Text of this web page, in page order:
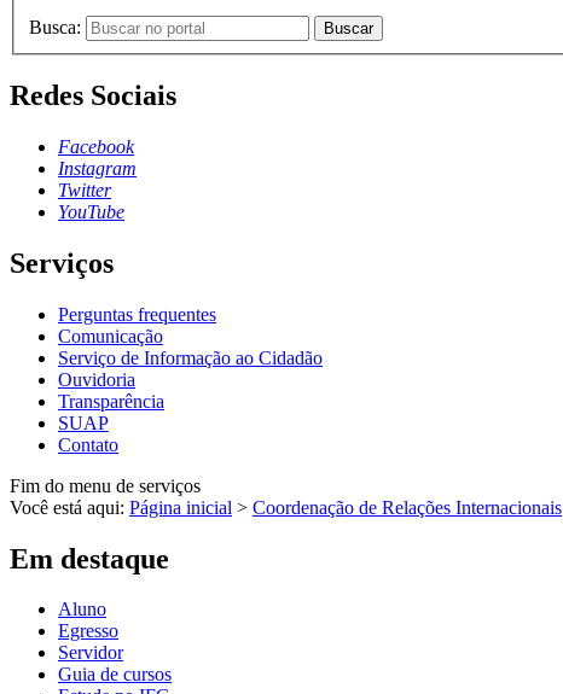
Busca: Buscar
Redes Sociais
Facebook
Instagram
Twitter
YouTube
Serviços
Perguntas frequentes
Comunicação
Serviço de Informação ao Cidadão
Ouvidoria
Transparência
SUAP
Contato
Fim do menu de serviços
Você está aqui: Página inicial > Coordenação de Relações Internacionais
Em destaque
Aluno
Egresso
Servidor
Guia de cursos